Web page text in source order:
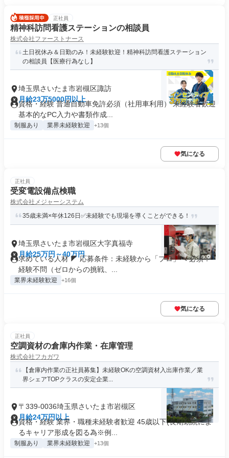
正社員
精神科訪問看護ステーションの相談員
株式会社ファーストナース
土日祝休み＆日勤のみ！未経験歓迎！精神科訪問看護ステーション
の相談員【医療行為なし】
埼玉県さいたま市岩槻区諏訪
月給23万5000円以上
資格・経験 普通自動車免許必須（社用車利用） 未経験者歓迎
基本的なPC入力や書類作成...
制服あり 業界未経験歓迎 +13個
気になる
正社員
受変電設備点検職
株式会社メジャーシステム
35歳未満×年休126日✅未経験でも現場を導くことができる！
埼玉県さいたま市岩槻区大字真福寺
月給25万円～40万円
求めている人材 ◤ 応募条件：未経験から「プロ」へ 必須：
経験不問（ゼロからの挑戦、...
業界未経験歓迎 +16個
気になる
正社員
空調資材の倉庫内作業・在庫管理
株式会社フカガワ
【倉庫内作業の正社員募集】未経験OKの空調資材入出庫作業／業
界シェアTOPクラスの安定企業...
〒339-0036埼玉県さいたま市岩槻区
月給24万円以上
資格・経験 業界・職種未経験者歓迎 45歳以下(長期勤続によ
るキャリア形成を図る為※例...
制服あり 業界未経験歓迎 +13個